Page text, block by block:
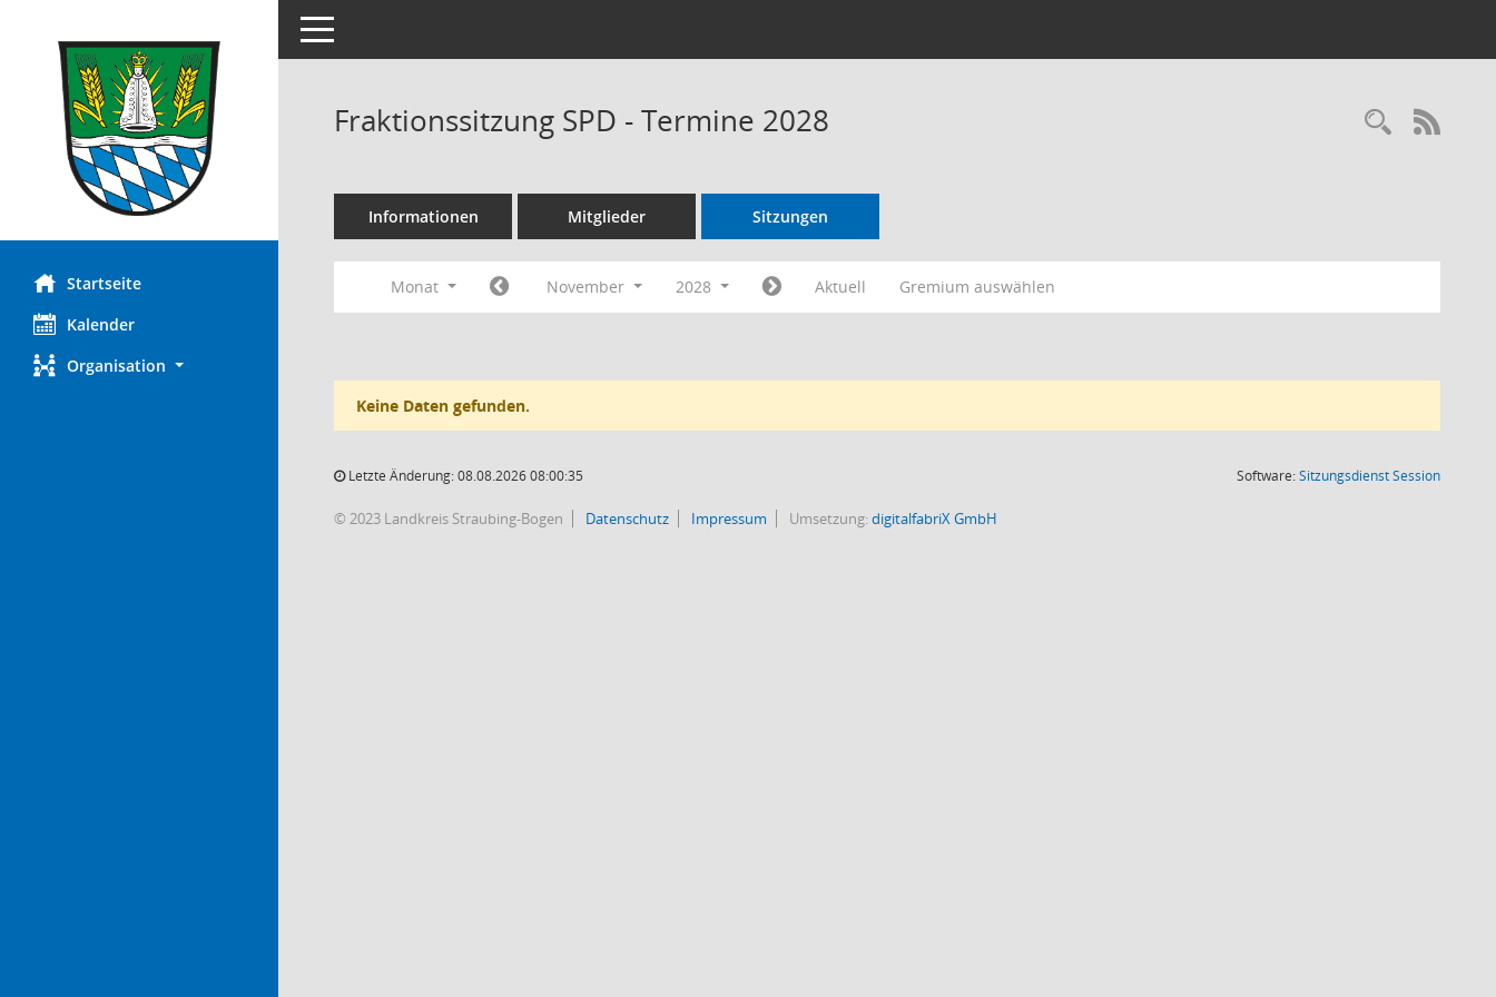
Startseite
Kalender
Organisation
Toggle navigation
Fraktionssitzung SPD - Termine 2028
Informationen Mitglieder Sitzungen
Monat November 2028 Aktuell Gremium auswählen
Keine Daten gefunden.
Letzte Änderung: 08.08.2026 08:00:35 Software:SitzungsdienstSession(Wird in
© 2023 Landkreis Straubing-Bogen Datenschutz Impressum Umsetzung:digitalfabriX GmbH